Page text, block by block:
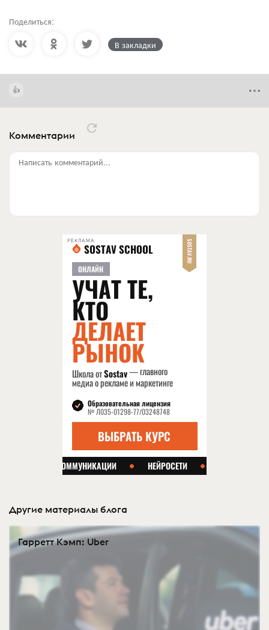
Поделиться:
В закладки
Комментарии
Написать комментарий...
РЕКЛАМА
Другие материалы блога
Гарретт Кэмп: Uber